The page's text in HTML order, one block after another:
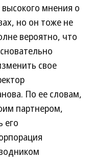
мнения о
но он тоже не
вероятно, что
свое
По ее словам,
партнером,
его